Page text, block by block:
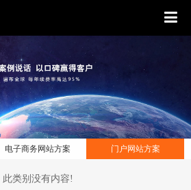
电子商务网站方案 门户网站方案
此类别没有内容!